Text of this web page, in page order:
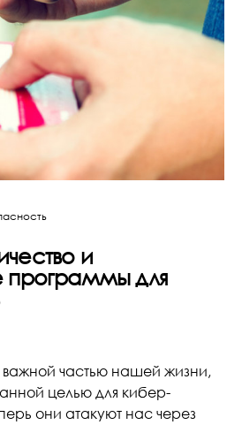
и
программы для
частью нашей жизни,
целью для кибер-
они атакуют нас через